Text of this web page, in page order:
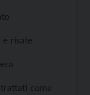
risate
come